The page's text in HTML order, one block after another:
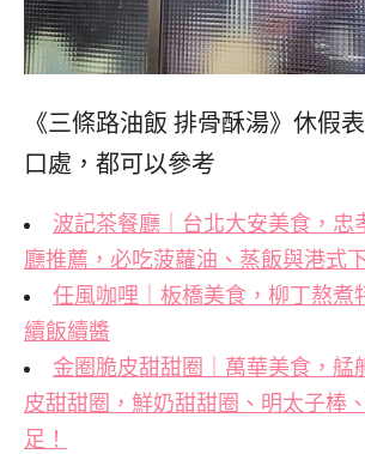
《三條路油飯 排骨酥湯》休假
口處， 都可以參考
波記茶餐廳｜台北大安美食，忠
廳推薦，必吃菠蘿油、蒸飯與港式
任風咖哩｜板橋美食，柳丁熬煮
續飯續醬
金圈脆皮甜甜圈｜萬華美食，艋
皮甜甜圈，鮮奶甜甜圈、明太子棒
足！